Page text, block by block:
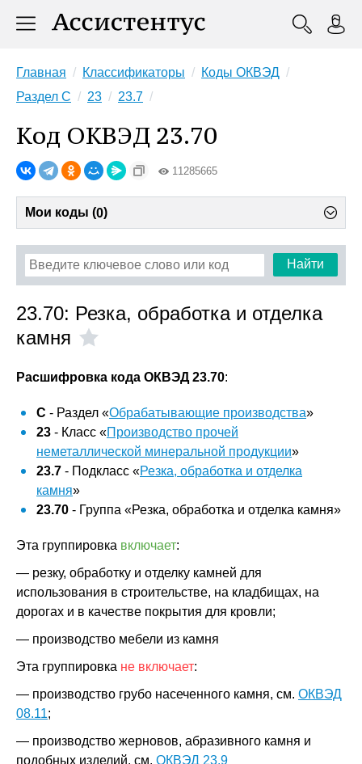
Главная Классификаторы
Коды ОКВЭД
Раздел C
23 23.7
Код ОКВЭД 23.70
11285665
Мои коды (0)
Найти
23.70: Резка, обработка и отделка
камня
Расшифровка кода ОКВЭД 23.70:
C - Раздел «Обрабатывающие производства»
23 - Класс «Производство прочей
неметаллической минеральной продукции»
23.7 - Подкласс «Резка, обработка и отделка
камня»
23.70 - Группа «Резка, обработка и отделка камня»
Эта группировка включает:
— резку, обработку и отделку камней для
использования в строительстве, на кладбищах, на
дорогах и в качестве покрытия для кровли;
— производство мебели из камня
Эта группировка не включает:
— производство грубо насеченного камня, см. ОКВЭД
08.11;
— производство жерновов, абразивного камня и
подобных изделий, см. ОКВЭД 23.9